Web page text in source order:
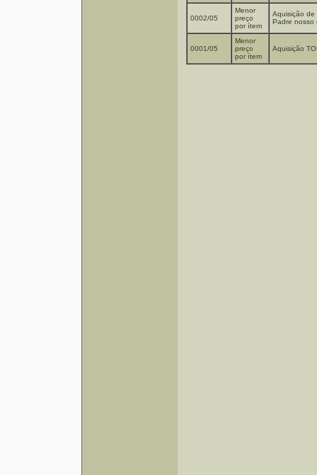
0002/05
Menor
preço
por ítem
Aquisição de
Padre nosso
0001/05
Menor
preço
por ítem
Aquisição